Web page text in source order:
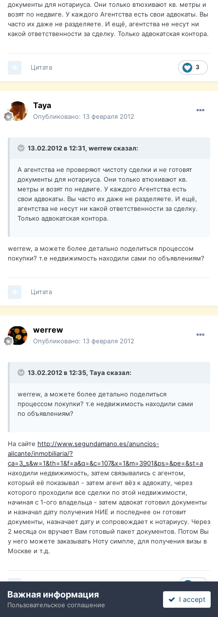
документы для нотариуса. Они только втюхивают кв. метры и
возят по недвиге. У каждого Агентства есть свои адвокаты. Вы
часто их даже не разделяете. И ещё, агентства не несут ни
какой ответственности за сделку. Только адвокатская контора.
3
Цитата
Taya
Опубликовано: 13 февраля 2012
13.02.2012 в 12:31, werrew сказал:
А агентства не проверяют чистоту сделки и не готовят
документы для нотариуса. Они только втюхивают кв.
метры и возят по недвиге. У каждого Агентства есть
свои адвокаты. Вы часто их даже не разделяете. И ещё,
агентства не несут ни какой ответственности за сделку.
Только адвокатская контора.
werrew, а можете более детально поделиться процессом
покупки? т.е недвижимость находили сами по объявлениям?
Цитата
werrew
Опубликовано: 13 февраля 2012
13.02.2012 в 12:35, Taya сказал:
werrew, а можете более детально поделиться
процессом покупки? т.е недвижимость находили сами
по объявлениям?
На сайте http://www.segundamano.es/anuncios-
alicante/inmobiliaria/?
ca=3_s&w=1&th=1&f=a&q=&c=107&x=1&m=3901&ps=&pe=&st=a
находили недвижимость, затем связывались с агентом,
который её показывал - затем агент вёз к адвокату, через
которого проходили все сделки по этой недвижимости,
начиная с 1-ого владельца - затем адвокат готовил документы
и назначал дату получения НИЕ и последнее он готовит
документы, назначает дату и сопровождает к нотариусу. Через
2 месяца он вручает Вам готовый пакет документов. Потом Вы
у него можете заказывать Ноту симпле, для получения визы в
Москве и т.д.
Важная информация
Пользовательское соглашение
I accept